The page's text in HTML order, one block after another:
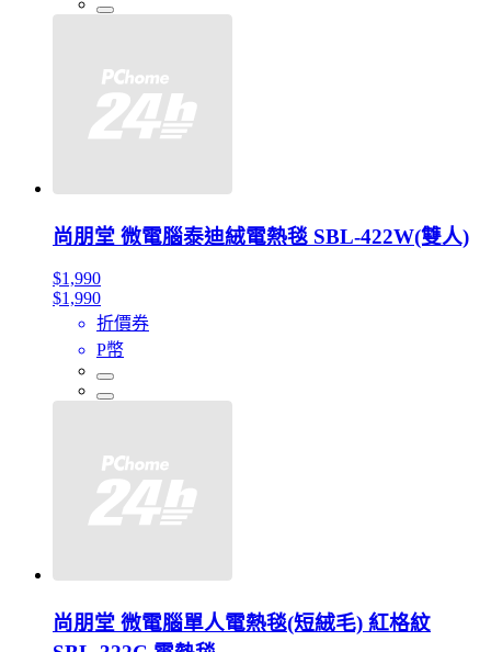
尚朋堂 微電腦泰迪絨電熱毯 SBL-422W(雙人)
$1,990
$1,990
折價券
P幣
尚朋堂 微電腦單人電熱毯(短絨毛) 紅格紋